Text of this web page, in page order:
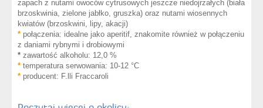
zapach z nutami owoców cytrusowych jeszcze niedojrzałych (biała
brzoskwinia, zielone jabłko, gruszka) oraz nutami wiosennych
kwiatów (brzoskwini, lipy, akacji)
* połączenia: idealne jako aperitif, znakomite również w połączeniu
z daniami rybnymi i drobiowymi
* zawartość alkoholu: 12,0 %
* temperatura serwowania: 10-12 °C
* producent: F.lli Fraccaroli